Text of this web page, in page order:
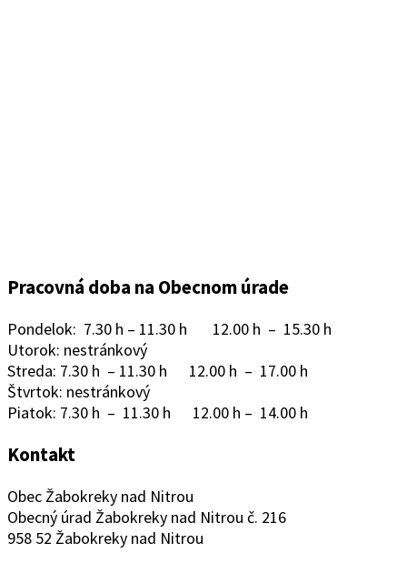
Pracovná doba na Obecnom úrade
Pondelok: 7.30 h – 11.30 h 12.00 h – 15.30 h
Utorok: nestránkový
Streda: 7.30 h – 11.30 h 12.00 h – 17.00 h
Štvrtok: nestránkový
Piatok: 7.30 h – 11.30 h 12.00 h – 14.00 h
Kontakt
Obec Žabokreky nad Nitrou
Obecný úrad Žabokreky nad Nitrou č. 216
958 52 Žabokreky nad Nitrou